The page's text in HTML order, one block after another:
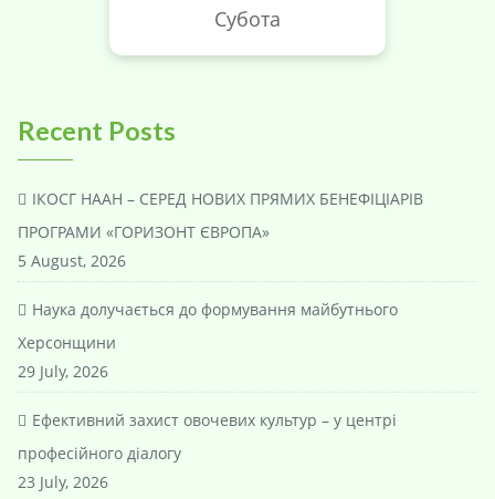
Субота
Recent Posts
ІКОСГ НААН – СЕРЕД НОВИХ ПРЯМИХ БЕНЕФІЦІАРІВ
ПРОГРАМИ «ГОРИЗОНТ ЄВРОПА»
5 August, 2026
Наука долучається до формування майбутнього
Херсонщини
29 July, 2026
Ефективний захист овочевих культур – у центрі
професійного діалогу
23 July, 2026